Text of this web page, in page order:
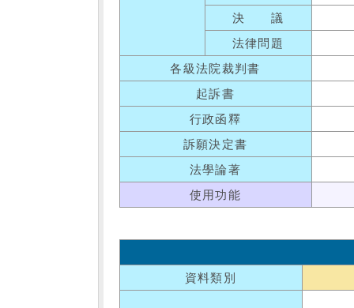
決 議
法律問題
各級法院裁判書
起訴書
行政函釋
訴願決定書
法學論著
使用功能
資料類別